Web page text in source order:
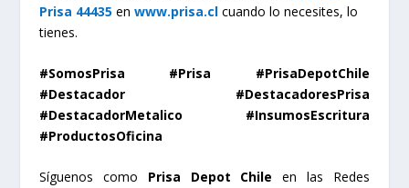
Prisa 44435 en www.prisa.cl cuando lo necesites, lo
tienes.
#SomosPrisa #Prisa #PrisaDepotChile
#Destacador #DestacadoresPrisa
#DestacadorMetalico #InsumosEscritura
#ProductosOficina
Síguenos como Prisa Depot Chile en las Redes